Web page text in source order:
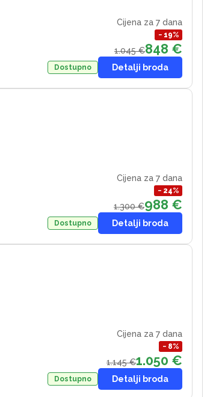
Cijena za 7 dana
− 19%
1.045 €848 €
Dostupno Detalji broda
Cijena za 7 dana
− 24%
1.300 €988 €
Dostupno Detalji broda
Cijena za 7 dana
− 8%
1.145 €1.050 €
Dostupno Detalji broda